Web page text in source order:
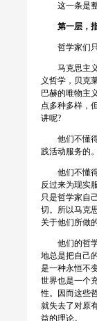
这一条是整
第一层，
哲学家们只
马克思主义
义哲学，贝克
巴赫的唯物主
点多种多样，
讲呢?
他们不懂得
践活动服务的。
他们不懂得
反过来为现实
只是哲学家自
切。所以马克
关于他们所做
他们的哲学
地总是把自己
是一种永恒不
世界也是一个
性。因而这些
就失去了对原
益的理论。